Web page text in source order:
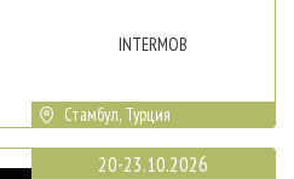
INTERMOB
Стамбул, Турция
20-23.10.2026